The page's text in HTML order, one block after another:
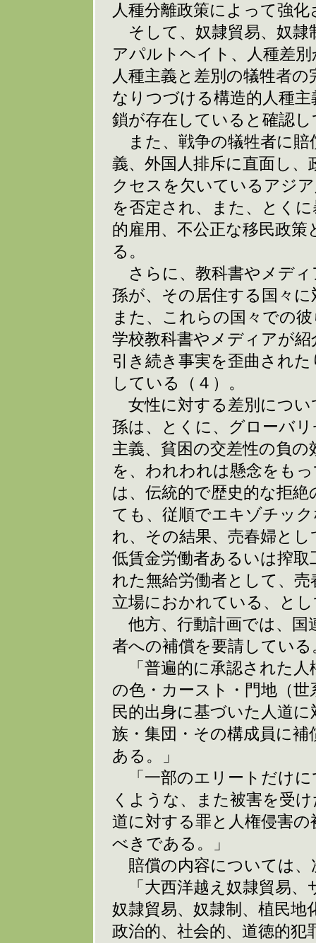
人種分離政策によって強
そして、奴隷貿易、奴隷
アパルトヘイト、人種差
人種主義と差別の犠牲者
なりつづける構造的人種
鎖が存在していると確認
また、戦争の犠牲者に賠
義、外国人排斥に直面し
クセスを欠いているアジ
を否定され、また、とく
的雇用、不公正な移民政
る。
さらに、教科書やメディ
孫が、その居住する国々
また、これらの国々での
学校教科書やメディアが
引き続き事実を歪曲され
している（４）。
女性に対する差別につい
孫は、とくに、グローバ
主義、貧困の交差性の負
を、われわれは懸念をも
は、伝統的で歴史的な拒
ても、従順でエキゾチッ
れ、その結果、売春婦と
低賃金労働者あるいは搾
れた無給労働者として、
立場におかれている、と
他方、行動計画では、国
者への補償を要請している
「普遍的に承認された人
の色・カースト・門地（
民的出身に基づいた人道
族・集団・その構成員に
ある。」
「一部のエリートだけに
くような、また被害を受
道に対する罪と人権侵害
べきである。」
賠償の内容については、
「大西洋越え奴隷貿易、
奴隷貿易、奴隷制、植民地
政治的、社会的、道徳的